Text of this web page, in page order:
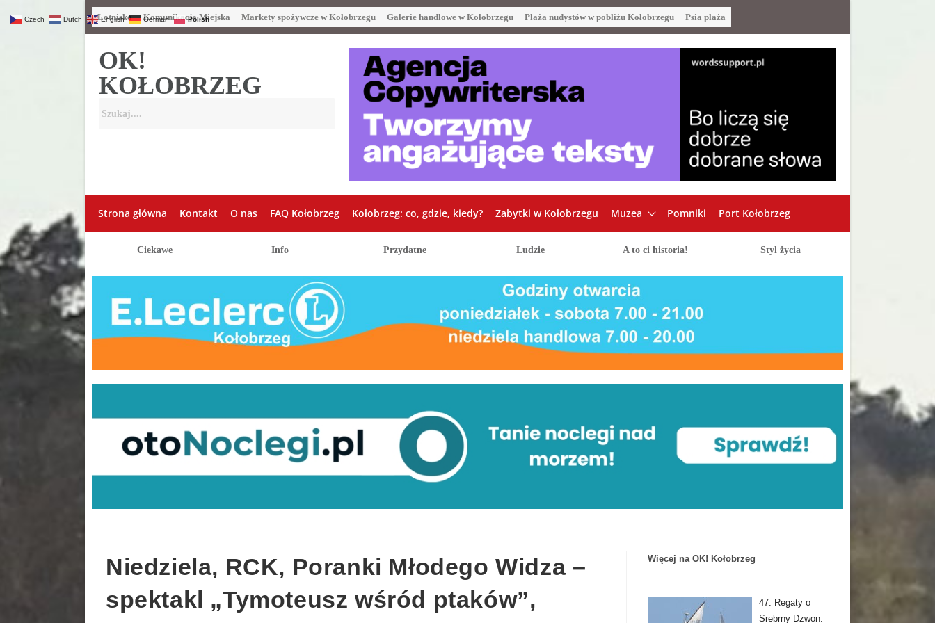
Lotnisko Komunikacja Miejska Markety spożywcze w Kołobrzegu Galerie handlowe w Kołobrzegu Plaża nudystów w pobliżu Kołobrzegu Psia plaża
OK!
KOŁOBRZEG
Strona główna Kontakt O nas FAQ Kołobrzeg Kołobrzeg: co, gdzie, kiedy? Zabytki w Kołobrzegu Muzea Pomniki Port Kołobrzeg
Ciekawe Info Przydatne Ludzie A to ci historia! Styl życia
Niedziela, RCK, Poranki Młodego Widza –
spektakl „Tymoteusz wśród ptaków”,
Więcej na OK! Kołobrzeg
47. Regaty o
Srebrny Dzwon.
Czech Dutch English German Polish